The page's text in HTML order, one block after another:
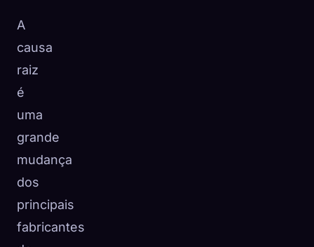
A
causa
raiz
é
uma
grande
mudança
dos
principais
fabricantes